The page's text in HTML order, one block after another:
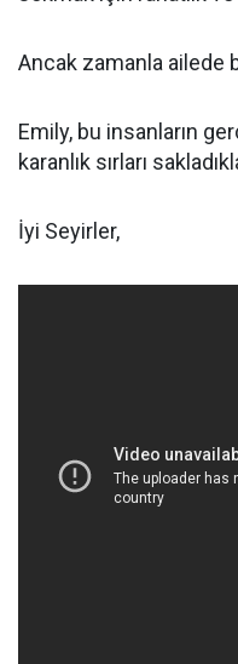
Ancak zamanla ailede
Emily, bu insanların
karanlık sırları
İyi Seyirler,